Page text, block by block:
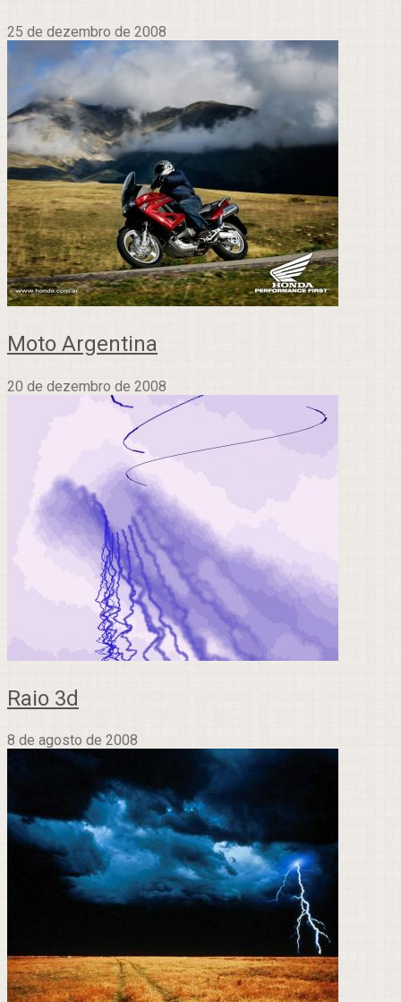
25 de dezembro de 2008
Moto Argentina
20 de dezembro de 2008
Raio 3d
8 de agosto de 2008